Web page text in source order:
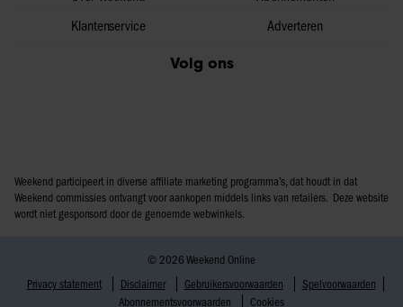
Klantenservice
Adverteren
Volg ons
Weekend participeert in diverse affiliate marketing programma’s, dat houdt in dat
Weekend commissies ontvangt voor aankopen middels links van retailers. Deze website
wordt niet gesponsord door de genoemde webwinkels.
© 2026 Weekend Online
Privacy statement
Disclaimer Gebruikersvoorwaarden
Spelvoorwaarden
Abonnementsvoorwaarden
Cookies